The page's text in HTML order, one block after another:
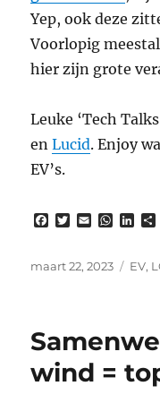
Yep, ook deze
Voorlopig
hier zijn grote
Leuke ‘Tech
enLucid. Enjoy
EV’s.
F
e
T
t
E
i
W
t
s
L
k
Gepubliceerd
maart 22, 2023 Tags
EV,
wind =